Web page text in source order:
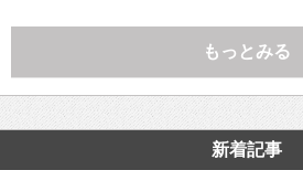
もっとみる
新着記事